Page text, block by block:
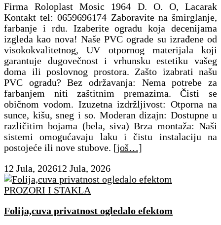
Firma Roloplast Mosic 1964 D. O. O, Lacarak
Kontakt tel: 0659696174 Zaboravite na šmirglanje,
farbanje i rđu. Izaberite ogradu koja decenijama
izgleda kao nova! ​Naše PVC ograde su izrađene od
visokokvalitetnog, UV otpornog materijala koji
garantuje dugovečnost i vrhunsku estetiku vašeg
doma ili poslovnog prostora. Zašto izabrati našu
PVC ogradu? ​Bez održavanja: Nema potrebe za
farbanjem niti zaštitnim premazima. Čisti se
običnom vodom. ​Izuzetna izdržljivost: Otporna na
sunce, kišu, sneg i so. ​Moderan dizajn: Dostupne u
različitim bojama (bela, siva) ​Brza montaža: Naši
sistemi omogućavaju laku i čistu instalaciju na
postojeće ili nove stubove. [još…]
12 Jula, 202612 Jula, 2026
PROZORI I STAKLA
Folija,cuva privatnost ogledalo efektom